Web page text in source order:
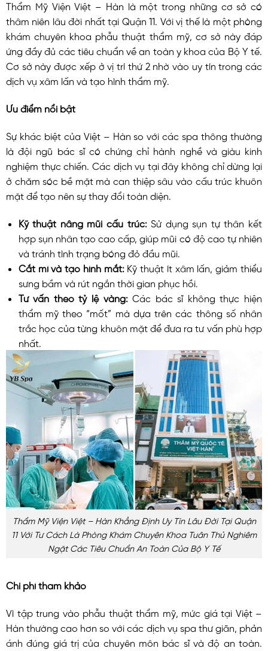
Thẩm Mỹ Viện Việt – Hàn là một trong những cơ sở có
thâm niên lâu đời nhất tại Quận 11. Với vị thế là một phòng
khám chuyên khoa phẫu thuật thẩm mỹ, cơ sở này đáp
ứng đầy đủ các tiêu chuẩn về an toàn y khoa của Bộ Y tế.
Cơ sở này được xếp ở vị trí thứ 2 nhờ vào uy tín trong các
dịch vụ xâm lấn và tạo hình thẩm mỹ.
Ưu điểm nổi bật
Sự khác biệt của Việt – Hàn so với các spa thông thường
là đội ngũ bác sĩ có chứng chỉ hành nghề và giàu kinh
nghiệm thực chiến. Các dịch vụ tại đây không chỉ dừng lại
ở chăm sóc bề mặt mà can thiệp sâu vào cấu trúc khuôn
mặt để tạo nên sự thay đổi toàn diện.
Kỹ thuật nâng mũi cấu trúc:Sử dụng sụn tự thân kết
hợp sụn nhân tạo cao cấp, giúp mũi có độ cao tự nhiên
và tránh tình trạng bóng đỏ đầu mũi.
Cắt mí và tạo hình mắt:Kỹ thuật ít xâm lấn, giảm thiểu
sưng bầm và rút ngắn thời gian phục hồi.
Tư vấn theo tỷ lệ vàng:Các bác sĩ không thực hiện
thẩm mỹ theo “mốt” mà dựa trên các thông số nhân
trắc học của từng khuôn mặt để đưa ra tư vấn phù hợp
nhất.
Thẩm Mỹ Viện Việt – Hàn Khẳng Định Uy Tín Lâu Đời Tại Quận
11 Với Tư Cách Là Phòng Khám Chuyên Khoa Tuân Thủ Nghiêm
Ngặt Các Tiêu Chuẩn An Toàn Của Bộ Y Tế
Chi phí tham khảo
Vì tập trung vào phẫu thuật thẩm mỹ, mức giá tại Việt –
Hàn thường cao hơn so với các dịch vụ spa thư giãn, phản
ánh đúng giá trị của chuyên môn bác sĩ và độ an toàn.